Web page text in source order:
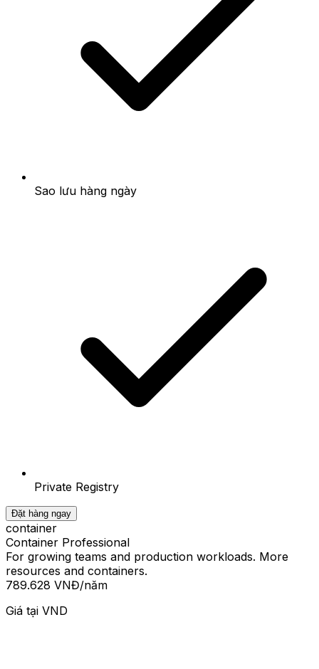
Sao lưu hàng ngày
Private Registry
Đặt hàng ngay
container
Container Professional
For growing teams and production workloads. More
resources and containers.
789.628 VNĐ/năm
Giá tại VND